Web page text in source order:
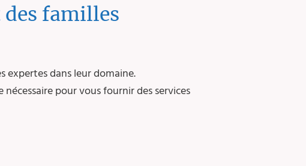
des familles
expertes dans leur domaine.
pour vous fournir des services